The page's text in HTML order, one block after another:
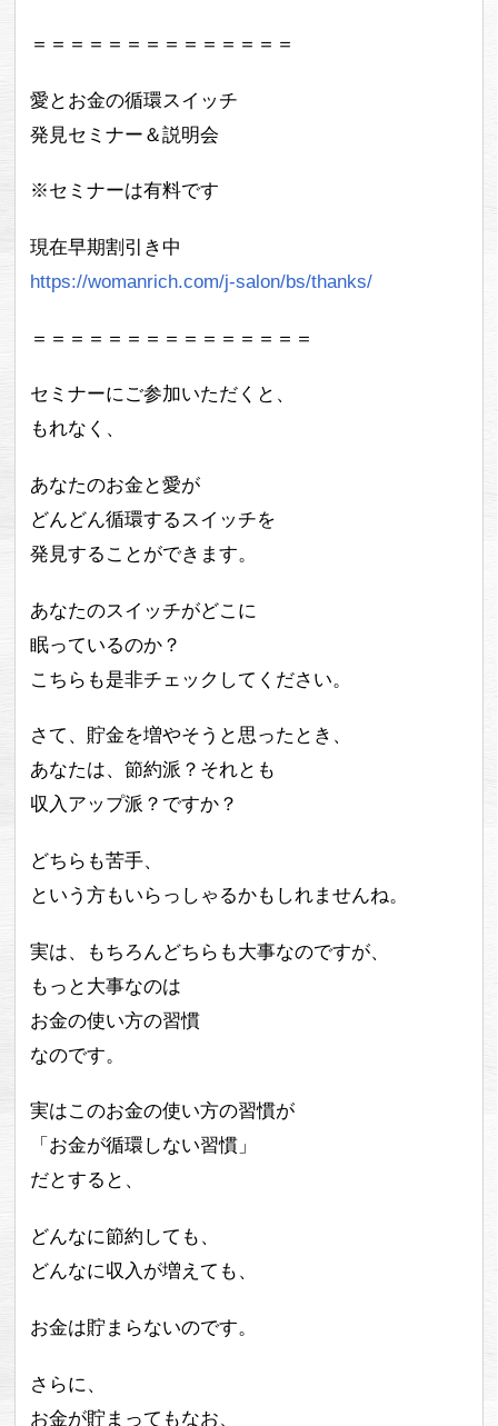
＝＝＝＝＝＝＝＝＝＝＝＝＝＝
愛とお金の循環スイッチ
発見セミナー＆説明会
※セミナーは有料です
現在早期割引き中
https://womanrich.com/j-salon/bs/thanks/
＝＝＝＝＝＝＝＝＝＝＝＝＝＝＝
セミナーにご参加いただくと、
もれなく、
あなたのお金と愛が
どんどん循環するスイッチを
発見することができます。
あなたのスイッチがどこに
眠っているのか？
こちらも是非チェックしてください。
さて、貯金を増やそうと思ったとき、
あなたは、節約派？それとも
収入アップ派？ですか？
どちらも苦手、
という方もいらっしゃるかもしれませんね。
実は、もちろんどちらも大事なのですが、
もっと大事なのは
お金の使い方の習慣
なのです。
実はこのお金の使い方の習慣が
「お金が循環しない習慣」
だとすると、
どんなに節約しても、
どんなに収入が増えても、
お金は貯まらないのです。
さらに、
お金が貯まってもなお、